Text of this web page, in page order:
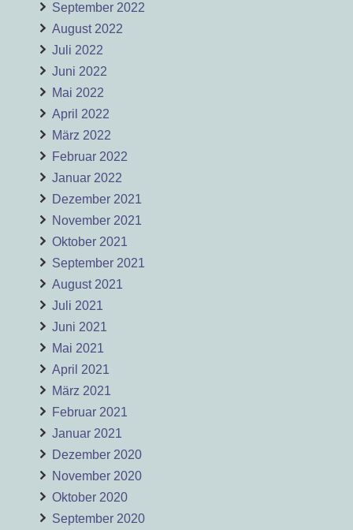
September 2022
August 2022
Juli 2022
Juni 2022
Mai 2022
April 2022
März 2022
Februar 2022
Januar 2022
Dezember 2021
November 2021
Oktober 2021
September 2021
August 2021
Juli 2021
Juni 2021
Mai 2021
April 2021
März 2021
Februar 2021
Januar 2021
Dezember 2020
November 2020
Oktober 2020
September 2020